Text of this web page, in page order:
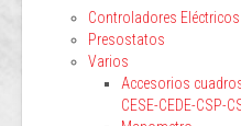
Controladores Eléctricos
Presostatos
Varios
Accesorios
CESE-CEDE-CSP-